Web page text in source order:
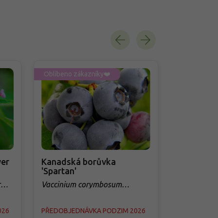
Oblíbeno zákazníky❤️
Kanadská borůvka
'Spartan'
Vaccinium corymbosum
PŘEDOBJEDNÁVKA PODZIM 2026